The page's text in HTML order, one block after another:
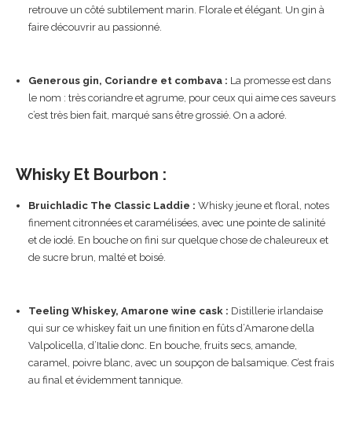
retrouve un côté subtilement marin. Florale et élégant. Un gin à
faire découvrir au passionné.
Generous gin, Coriandre et combava : La promesse est dans
le nom : très coriandre et agrume, pour ceux qui aime ces saveurs
c’est très bien fait, marqué sans être grossié. On a adoré.
Whisky Et Bourbon :
Bruichladic The Classic Laddie :Whisky jeune et floral, notes
finement citronnées et caramélisées, avec une pointe de salinité
et de iodé. En bouche on fini sur quelque chose de chaleureux et
de sucre brun, malté et boisé.
Teeling Whiskey, Amarone wine cask : Distillerie irlandaise
qui sur ce whiskey fait un une finition en fûts d’Amarone della
Valpolicella, d’Italie donc. En bouche, fruits secs, amande,
caramel, poivre blanc, avec un soupçon de balsamique. C’est frais
au final et évidemment tannique.